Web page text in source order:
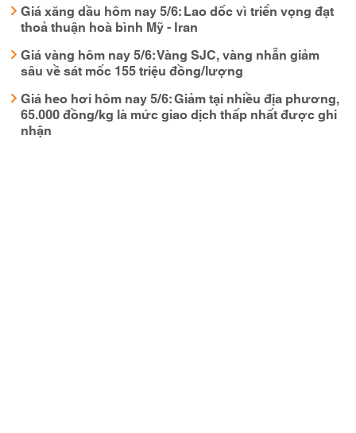
Giá xăng dầu hôm nay 5/6: Lao dốc vì triển vọng đạt
thoả thuận hoà bình Mỹ - Iran
Giá vàng hôm nay 5/6: Vàng SJC, vàng nhẫn giảm
sâu về sát mốc 155 triệu đồng/lượng
Giá heo hơi hôm nay 5/6: Giảm tại nhiều địa phương,
65.000 đồng/kg là mức giao dịch thấp nhất được ghi
nhận